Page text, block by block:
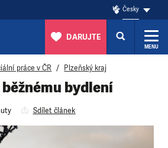
Česky
DARUJTE
MENU
práce v ČR Plzeňský kraj
bydlení
Sdílet článek